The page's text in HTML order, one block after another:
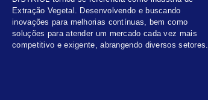
Extração Vegetal. Desenvolvendo e buscando
inovações para melhorias contínuas, bem como
soluções para atender um mercado cada vez mais
competitivo e exigente, abrangendo diversos setores.